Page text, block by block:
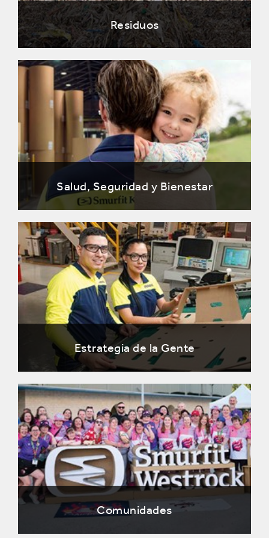
Residuos
Salud, Seguridad y Bienestar
Estrategia de la Gente
Comunidades